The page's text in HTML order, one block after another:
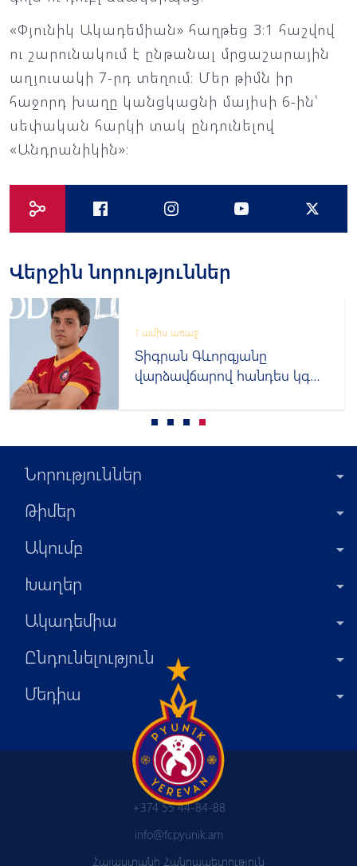
«Փյունիկ Ակադեմիան» հաղթեց 3։1 հաշվով
ու շարունակում է ընթանալ մրցաշարային
աղյուսակի 7-րդ տեղում։ Մեր թիմն իր
հաջորդ խաղը կանցկացնի մայիսի 6-ին՝
սեփական հարկի տակ ընդունելով
«Անդրանիկին»։
Վերջին նորություններ
1 ամիս առաջ
Տիգրան Գևորգյանը
վարձավճարով հանդես կգա
Նորություններ
Թիմեր
Ակումբ
Խաղեր
Ակադեմիա
Ընդունելություն
Մեդիա
+374 55 44-84-88
info@fcpyunik.am
Հայաստանի Հանրապետություն